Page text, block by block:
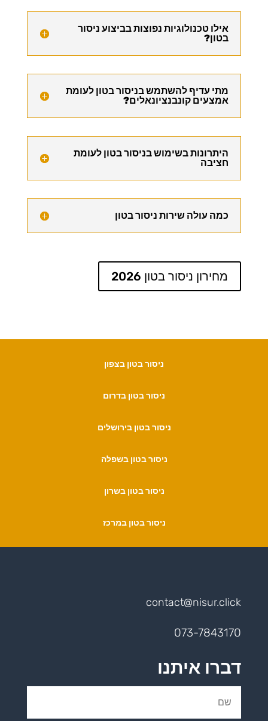
אילו טכנולוגיות נפוצות בביצוע ניסור
בטון?
מתי עדיף להשתמש בניסור בטון לעומת
אמצעים קונבנציונאלים?
היתרונות בשימוש בניסור בטון לעומת
חציבה
כמה עולה שירות ניסור בטון
מחירון ניסור בטון 2026
ניסור בטון בצפון
ניסור בטון בדרום
ניסור בטון בירושלים
ניסור בטון בשפלה
ניסור בטון בשרון
ניסור בטון במרכז
contact@nisur.click
073-7843170
דברו איתנו